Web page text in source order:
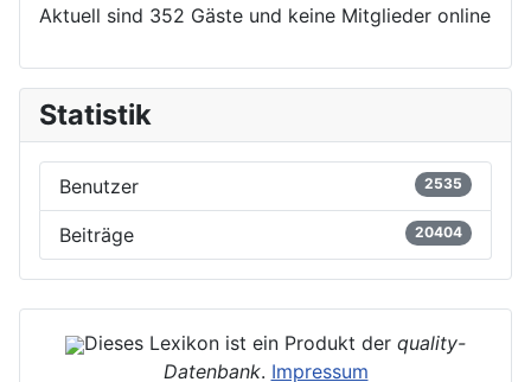
Aktuell sind 352 Gäste und keine Mitglieder online
Statistik
Benutzer 2535
Beiträge 20404
Dieses Lexikon ist ein Produkt der quality-
Datenbank. Impressum